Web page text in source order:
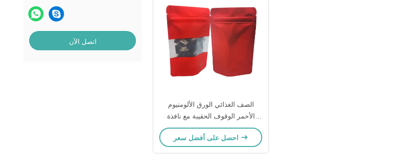
اتصل الآن
الصف الغذائي الورق الألومنيوم
الأحمر الوقوف الحقيبة مع نافذة
مستطيلة مع سحاب